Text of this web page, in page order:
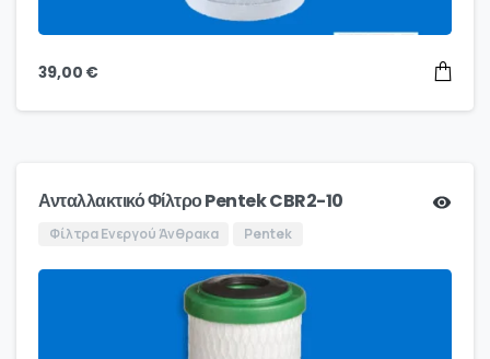
39,00 €
Ανταλλακτικό Φίλτρο Pentek CBR2-10
Φίλτρα Ενεργού Άνθρακα Pentek